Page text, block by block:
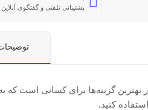
پشتیبانی تلفنی و گفتگوی آنلاین
مسافرتی، یکی از بهترین گزینه‌ها برای
کنید.